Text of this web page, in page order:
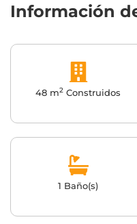
Información
48 m2 Construidos
1 Baño(s)